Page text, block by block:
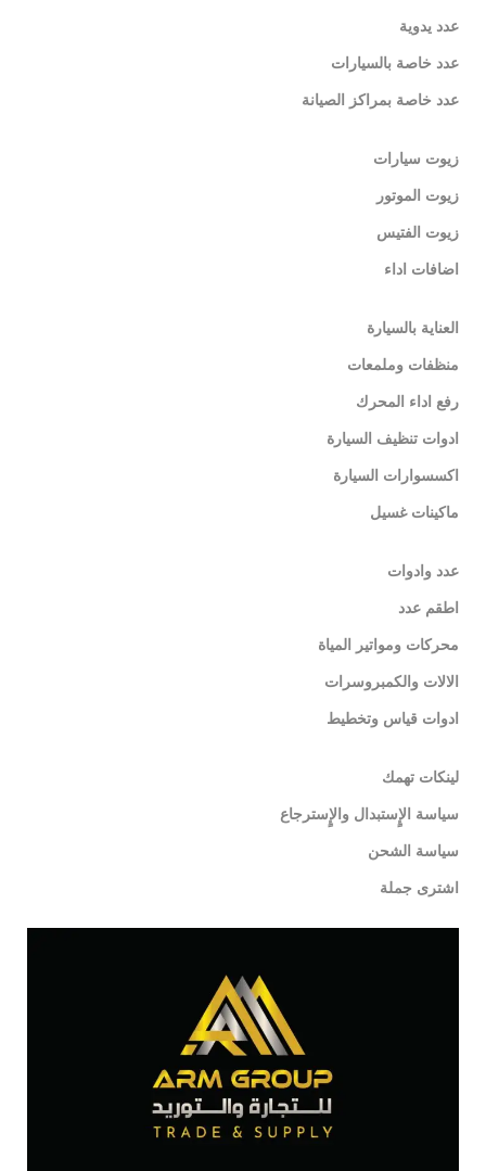
عدد يدوية
عدد خاصة بالسيارات
عدد خاصة بمراكز الصيانة
زيوت سيارات
زيوت الموتور
زيوت الفتيس
اضافات اداء
العناية بالسيارة
منظفات وملمعات
رفع اداء المحرك
ادوات تنظيف السيارة
اكسسوارات السيارة
ماكينات غسيل
عدد وادوات
اطقم عدد
محركات ومواتير المياة
الالات والكمبروسرات
ادوات قياس وتخطيط
لينكات تهمك
سياسة الإٍستبدال والإٍسترجاع
سياسة الشحن
اشترى جملة